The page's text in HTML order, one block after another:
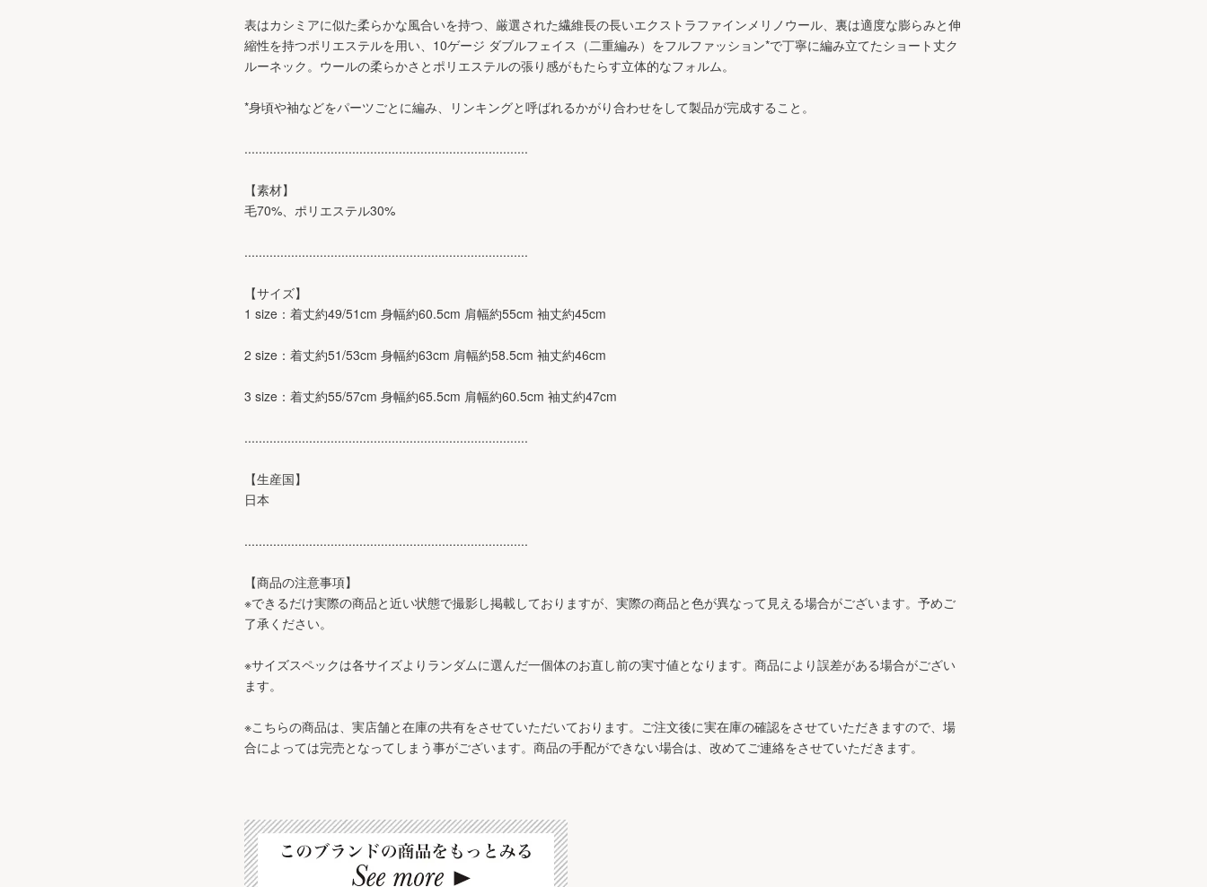
表はカシミアに似た柔らかな風合いを持つ、厳選された繊維長の長いエクストラファインメリノウール、裏は適度な膨らみと伸
縮性を持つポリエステルを用い、10ゲージ ダブルフェイス（二重編み）をフルファッション*で丁寧に編み立てたショート丈ク
ルーネック。ウールの柔らかさとポリエステルの張り感がもたらす立体的なフォルム。
*身頃や袖などをパーツごとに編み、リンキングと呼ばれるかがり合わせをして製品が完成すること。
...............................................................................
【素材】
毛70%、ポリエステル30%
...............................................................................
【サイズ】
1 size：着丈約49/51cm 身幅約60.5cm 肩幅約55cm 袖丈約45cm
2 size：着丈約51/53cm 身幅約63cm 肩幅約58.5cm 袖丈約46cm
3 size：着丈約55/57cm 身幅約65.5cm 肩幅約60.5cm 袖丈約47cm
...............................................................................
【生産国】
日本
...............................................................................
【商品の注意事項】
※できるだけ実際の商品と近い状態で撮影し掲載しておりますが、実際の商品と色が異なって見える場合がございます。予めご
了承ください。
※サイズスペックは各サイズよりランダムに選んだ一個体のお直し前の実寸値となります。商品により誤差がある場合がござい
ます。
※こちらの商品は、実店舗と在庫の共有をさせていただいております。ご注文後に実在庫の確認をさせていただきますので、場
合によっては完売となってしまう事がございます。商品の手配ができない場合は、改めてご連絡をさせていただきます。